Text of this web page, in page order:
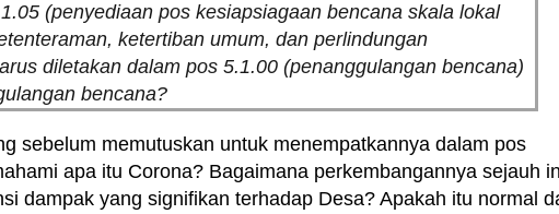
(penyediaan pos kesiapsiagaan bencana skala lokal
ketertiban umum, dan perlindungan
diletakan dalam pos 5.1.00 (penanggulangan bencana)
bencana?
sebelum memutuskan untuk menempatkannya dalam pos
apa itu Corona? Bagaimana perkembangannya sejauh
dampak yang signifikan terhadap Desa? Apakah itu normal